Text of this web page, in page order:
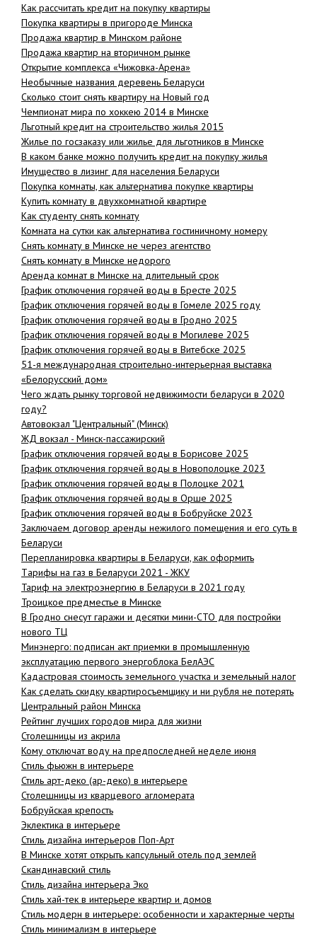
Как рассчитать кредит на покупку квартиры
Покупка квартиры в пригороде Минска
Продажа квартир в Минском районе
Продажа квартир на вторичном рынке
Открытие комплекса «Чижовка-Арена»
Необычные названия деревень Беларуси
Сколько стоит снять квартиру на Новый год
Чемпионат мира по хоккею 2014 в Минске
Льготный кредит на строительство жилья 2015
Жилье по госзаказу или жилье для льготников в Минске
В каком банке можно получить кредит на покупку жилья
Имущество в лизинг для населения Беларуси
Покупка комнаты, как альтернатива покупке квартиры
Купить комнату в двухкомнатной квартире
Как студенту снять комнату
Комната на сутки как альтернатива гостиничному номеру
Снять комнату в Минске не через агентство
Снять комнату в Минске недорого
Аренда комнат в Минске на длительный срок
График отключения горячей воды в Бресте 2025
График отключения горячей воды в Гомеле 2025 году
График отключения горячей воды в Гродно 2025
График отключения горячей воды в Могилеве 2025
График отключения горячей воды в Витебске 2025
51-я международная строительно-интерьерная выставка
«Белорусский дом»
Чего ждать рынку торговой недвижимости беларуси в 2020
году?
Автовокзал "Центральный" (Минск)
ЖД вокзал - Минск-пассажирский
График отключения горячей воды в Борисове 2025
График отключения горячей воды в Новополоцке 2023
График отключения горячей воды в Полоцке 2021
График отключения горячей воды в Орше 2025
График отключения горячей воды в Бобруйске 2023
Заключаем договор аренды нежилого помещения и его суть в
Беларуси
Перепланировка квартиры в Беларуси, как оформить
Tарифы на газ в Беларуси 2021 - ЖКУ
Тариф на электроэнергию в Беларуси в 2021 году
Троицкое предместье в Минске
В Гродно снесут гаражи и десятки мини-СТО для постройки
нового ТЦ
Минэнерго: подписан акт приемки в промышленную
эксплуатацию первого энергоблока БелАЭС
Кадастровая стоимость земельного участка и земельный налог
Как сделать скидку квартиросъемщику и ни рубля не потерять
Центральный район Минска
Рейтинг лучших городов мира для жизни
Столешницы из акрила
Кому отключат воду на предпоследней неделе июня
Стиль фьюжн в интерьере
Стиль арт-деко (ар-деко) в интерьере
Столешницы из кварцевого агломерата
Бобруйская крепость
Эклектика в интерьере
Стиль дизайна интерьеров Поп-Арт
В Минске хотят открыть капсульный отель под землей
Скандинавский стиль
Стиль дизайна интерьера Эко
Стиль хай-тек в интерьере квартир и домов
Cтиль модерн в интерьере: особенности и характерные черты
Стиль минимализм в интерьере